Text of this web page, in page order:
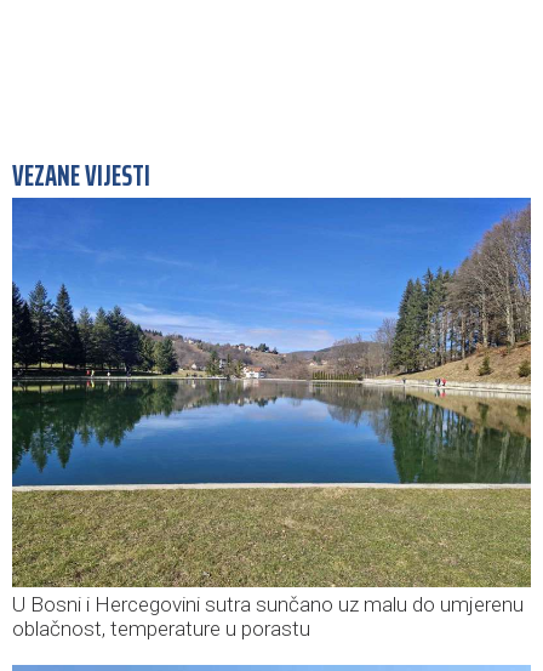
VEZANE VIJESTI
U Bosni i Hercegovini sutra sunčano uz malu do umjerenu
oblačnost, temperature u porastu